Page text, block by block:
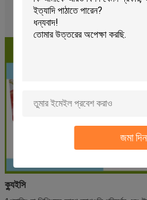
জমা দিন
ক্যুইসি